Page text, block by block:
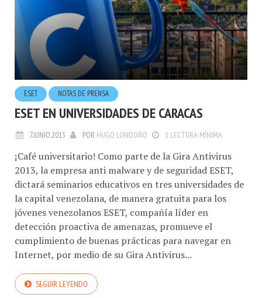
ESET NOTAS DE PRENSA
ESET EN UNIVERSIDADES DE CARACAS
7.JUNIO.2013 POR HUGO LONDOÑO 1 LECTURA MÍNIMA
¡Café universitario! Como parte de la Gira Antivirus
2013, la empresa anti malware y de seguridad ESET,
dictará seminarios educativos en tres universidades de
la capital venezolana, de manera gratuita para los
jóvenes venezolanos ESET, compañía líder en
detección proactiva de amenazas, promueve el
cumplimiento de buenas prácticas para navegar en
Internet, por medio de su Gira Antivirus...
SEGUIR LEYENDO